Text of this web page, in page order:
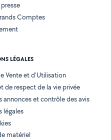
Comptes
LÉGALES
Vente et d'Utilisation
de respect de la vie privée
annonces et contrôle des avis
légales
matériel